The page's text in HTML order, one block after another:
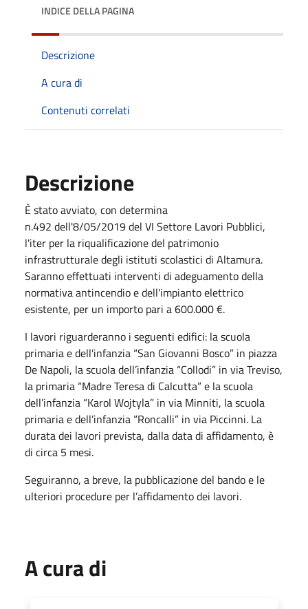
INDICE DELLA PAGINA
Descrizione
A cura di
Contenuti correlati
Descrizione
È stato avviato, con determina
n.492 dell'8/05/2019 del VI Settore Lavori Pubblici,
l'iter per la riqualificazione del patrimonio
infrastrutturale degli istituti scolastici di Altamura.
Saranno effettuati interventi di adeguamento della
normativa antincendio e dell'impianto elettrico
esistente, per un importo pari a 600.000 €.
I lavori riguarderanno i seguenti edifici: la scuola
primaria e dell'infanzia “San Giovanni Bosco” in piazza
De Napoli, la scuola dell’infanzia “Collodi” in via Treviso,
la primaria “Madre Teresa di Calcutta” e la scuola
dell’infanzia “Karol Wojtyla” in via Minniti, la scuola
primaria e dell’infanzia “Roncalli” in via Piccinni. La
durata dei lavori prevista, dalla data di affidamento, è
di circa 5 mesi.
Seguiranno, a breve, la pubblicazione del bando e le
ulteriori procedure per l’affidamento dei lavori.
A cura di